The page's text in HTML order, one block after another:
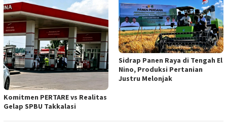
Komitmen PERTARE vs Realitas
Gelap SPBU Takkalasi
Sidrap Panen Raya di Tengah El
Nino, Produksi Pertanian
Justru Melonjak